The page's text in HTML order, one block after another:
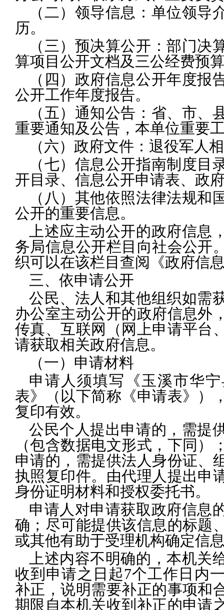
（二）领导信息： 单位领导
历。
（三）预决算公开：部门决
算项目公开文档及三公经费预
（四）政府信息公开年度报
公开工作年度报告。
（五）通知公告： 省、市、
重要通知及公告，本单位重要
（六）政府文件： 退役军人
（七）信息公开指南制度目
开目录、信息公开申请表、政
（八） 其他依照法律法规和
公开的重要信息。
上述应主动公开的政府信息
务局信息公开栏目向社会公开
织可以在该栏目查阅《政府信
三、依申请公开
公民、法人和其他组织如需
办公室主动公开的政府信息外
传真、互联网（网上申请平台
请获取相关政府信息。
（一）申请材料
申请人须填写《玉溪市华
表》（以下简称《申请表》）
复印有效。
公民个人提出申请的，需提
（包含数据电文形式，下同）
申请的，需提供法人身份证、
执照复印件。由代理人提出申
身份证明材料和授权委托书。
申请人对申请获取政府信息
确；尽可能提供该信息的标题
或其他有助于受理机构确定信
上述内容不明确的，本机关
收到申请之日起7个工作日内
补正，说明需要补正的事项和
期限自本机关收到补正的申请